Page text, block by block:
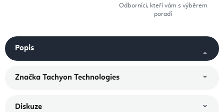
Odborníci, kteří vám s výběrem
poradí
Popis
Značka Tachyon Technologies
Diskuze